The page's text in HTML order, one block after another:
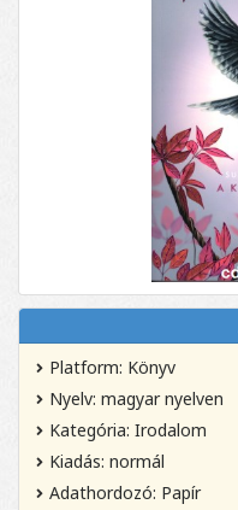
Platform: Könyv
Nyelv: magyar nyelven
Kategória: Irodalom
Kiadás: normál
Adathordozó: Papír